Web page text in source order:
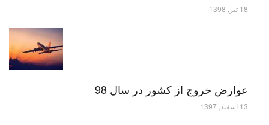
18 تیر, 1398
عوارض خروج از کشور در سال 98
13 اسفند, 1397